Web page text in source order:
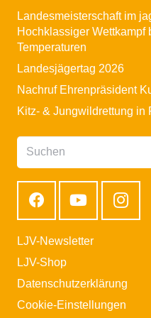
Landesmeisterschaft im
Hochklassiger Wettkampf
Temperaturen
Landesjägertag 2026
Nachruf Ehrenpräsident
Kitz- & Jungwildrettung in
LJV-Newsletter
LJV-Shop
Datenschutzerklärung
Cookie-Einstellungen